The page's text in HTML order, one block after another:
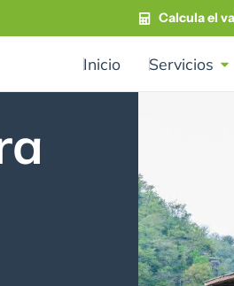
Calcula el
Inicio Servicios